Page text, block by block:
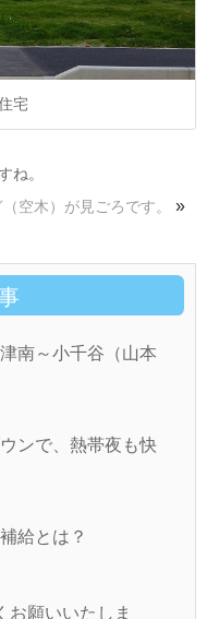
宅
ね。
（空木）が見ごろです。 »
南～小千谷（山本
ンで、熱帯夜も快
給とは？
お願いいたしま